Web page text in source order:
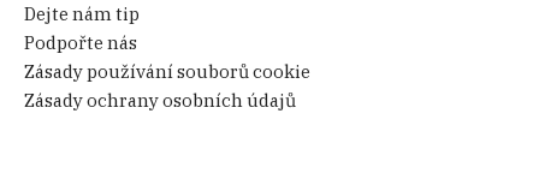
Dejte nám tip
Podpořte nás
Zásady používání souborů cookie
Zásady ochrany osobních údajů